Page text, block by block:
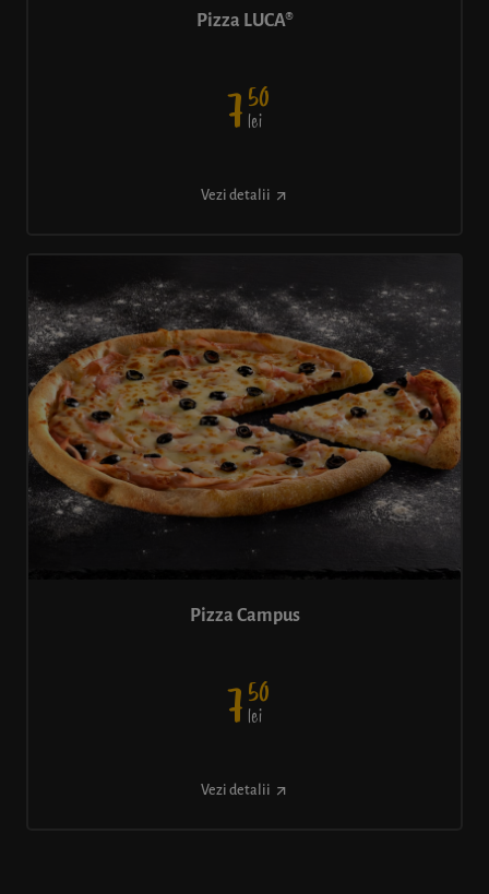
Pizza LUCA®
750
lei
Vezi detalii
Pizza Campus
750
lei
Vezi detalii